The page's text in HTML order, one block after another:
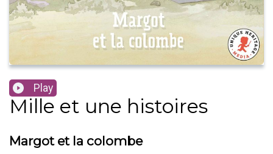
Play
Mille et une histoires
Margot et la colombe